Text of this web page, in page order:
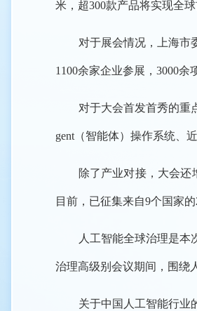
米，超300款产品将实现全
对于展会情况，上海市
1100余家企业参展，3000余
对于大会首发首秀的重
gent（智能体）操作系统、
除了产业对接，大会还
目前，已征集来自9个国家
人工智能全球治理是
治理高级别会议期间，围绕
关于中国人工智能行业